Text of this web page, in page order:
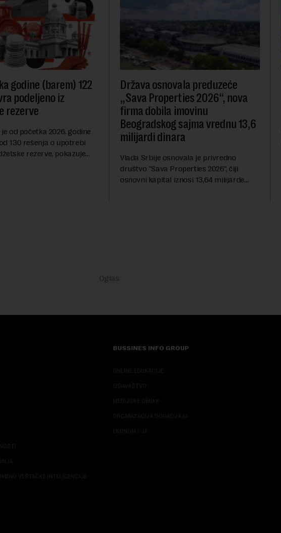
godine (barem) 122
podeljeno iz
rezerve
od početka 2026. godine
130 rešenja o upotrebi
rezerve, pokazuje
Država osnovala preduzeće
„Sava Properties 2026“, nova
firma dobila imovinu
Beogradskog sajma vrednu 13,6
milijardi dinara
Vlada Srbije osnovala je privredno
društvo "Sava Properties 2026", čiji
osnovni kapital iznosi 13,64 milijarde
VEŠTAČKE INTELIGENCIJE
BUSSINES INFO GROUP
ONLINE EDUKACIJE
IZDAVAŠTVO
MEDIJSKE OBUKE
ORGANIZACIJA DOGADJAJA
EKONOM I JA